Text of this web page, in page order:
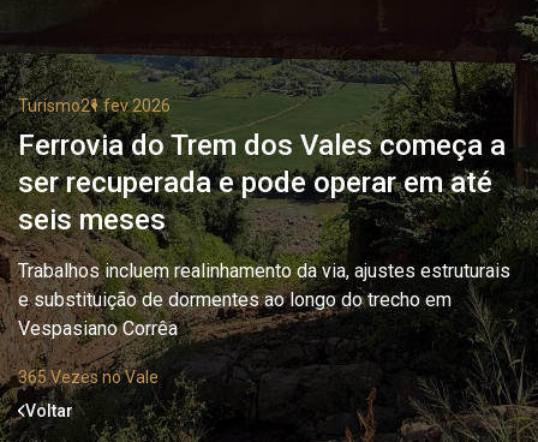
Turismo21 fev 2026
Ferrovia do Trem dos Vales começa a
ser recuperada e pode operar em até
seis meses
Trabalhos incluem realinhamento da via, ajustes estruturais
e substituição de dormentes ao longo do trecho em
Vespasiano Corrêa
365 Vezes no Vale
Voltar